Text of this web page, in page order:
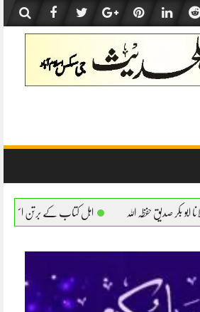
اہل کتاب کے برتن استعمال کرنے کا بیان – مولانا ابو بکر